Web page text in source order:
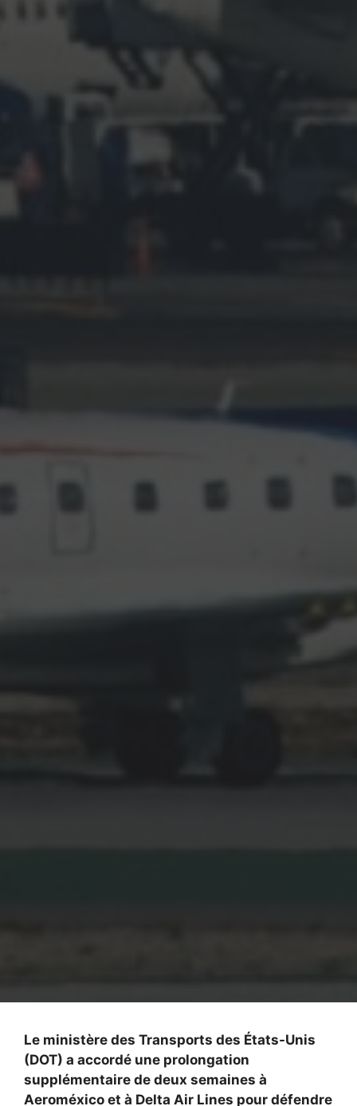
Le ministère des Transports des États-Unis
(DOT) a accordé une prolongation
supplémentaire de deux semaines à
Aeroméxico et à Delta Air Lines pour défendre